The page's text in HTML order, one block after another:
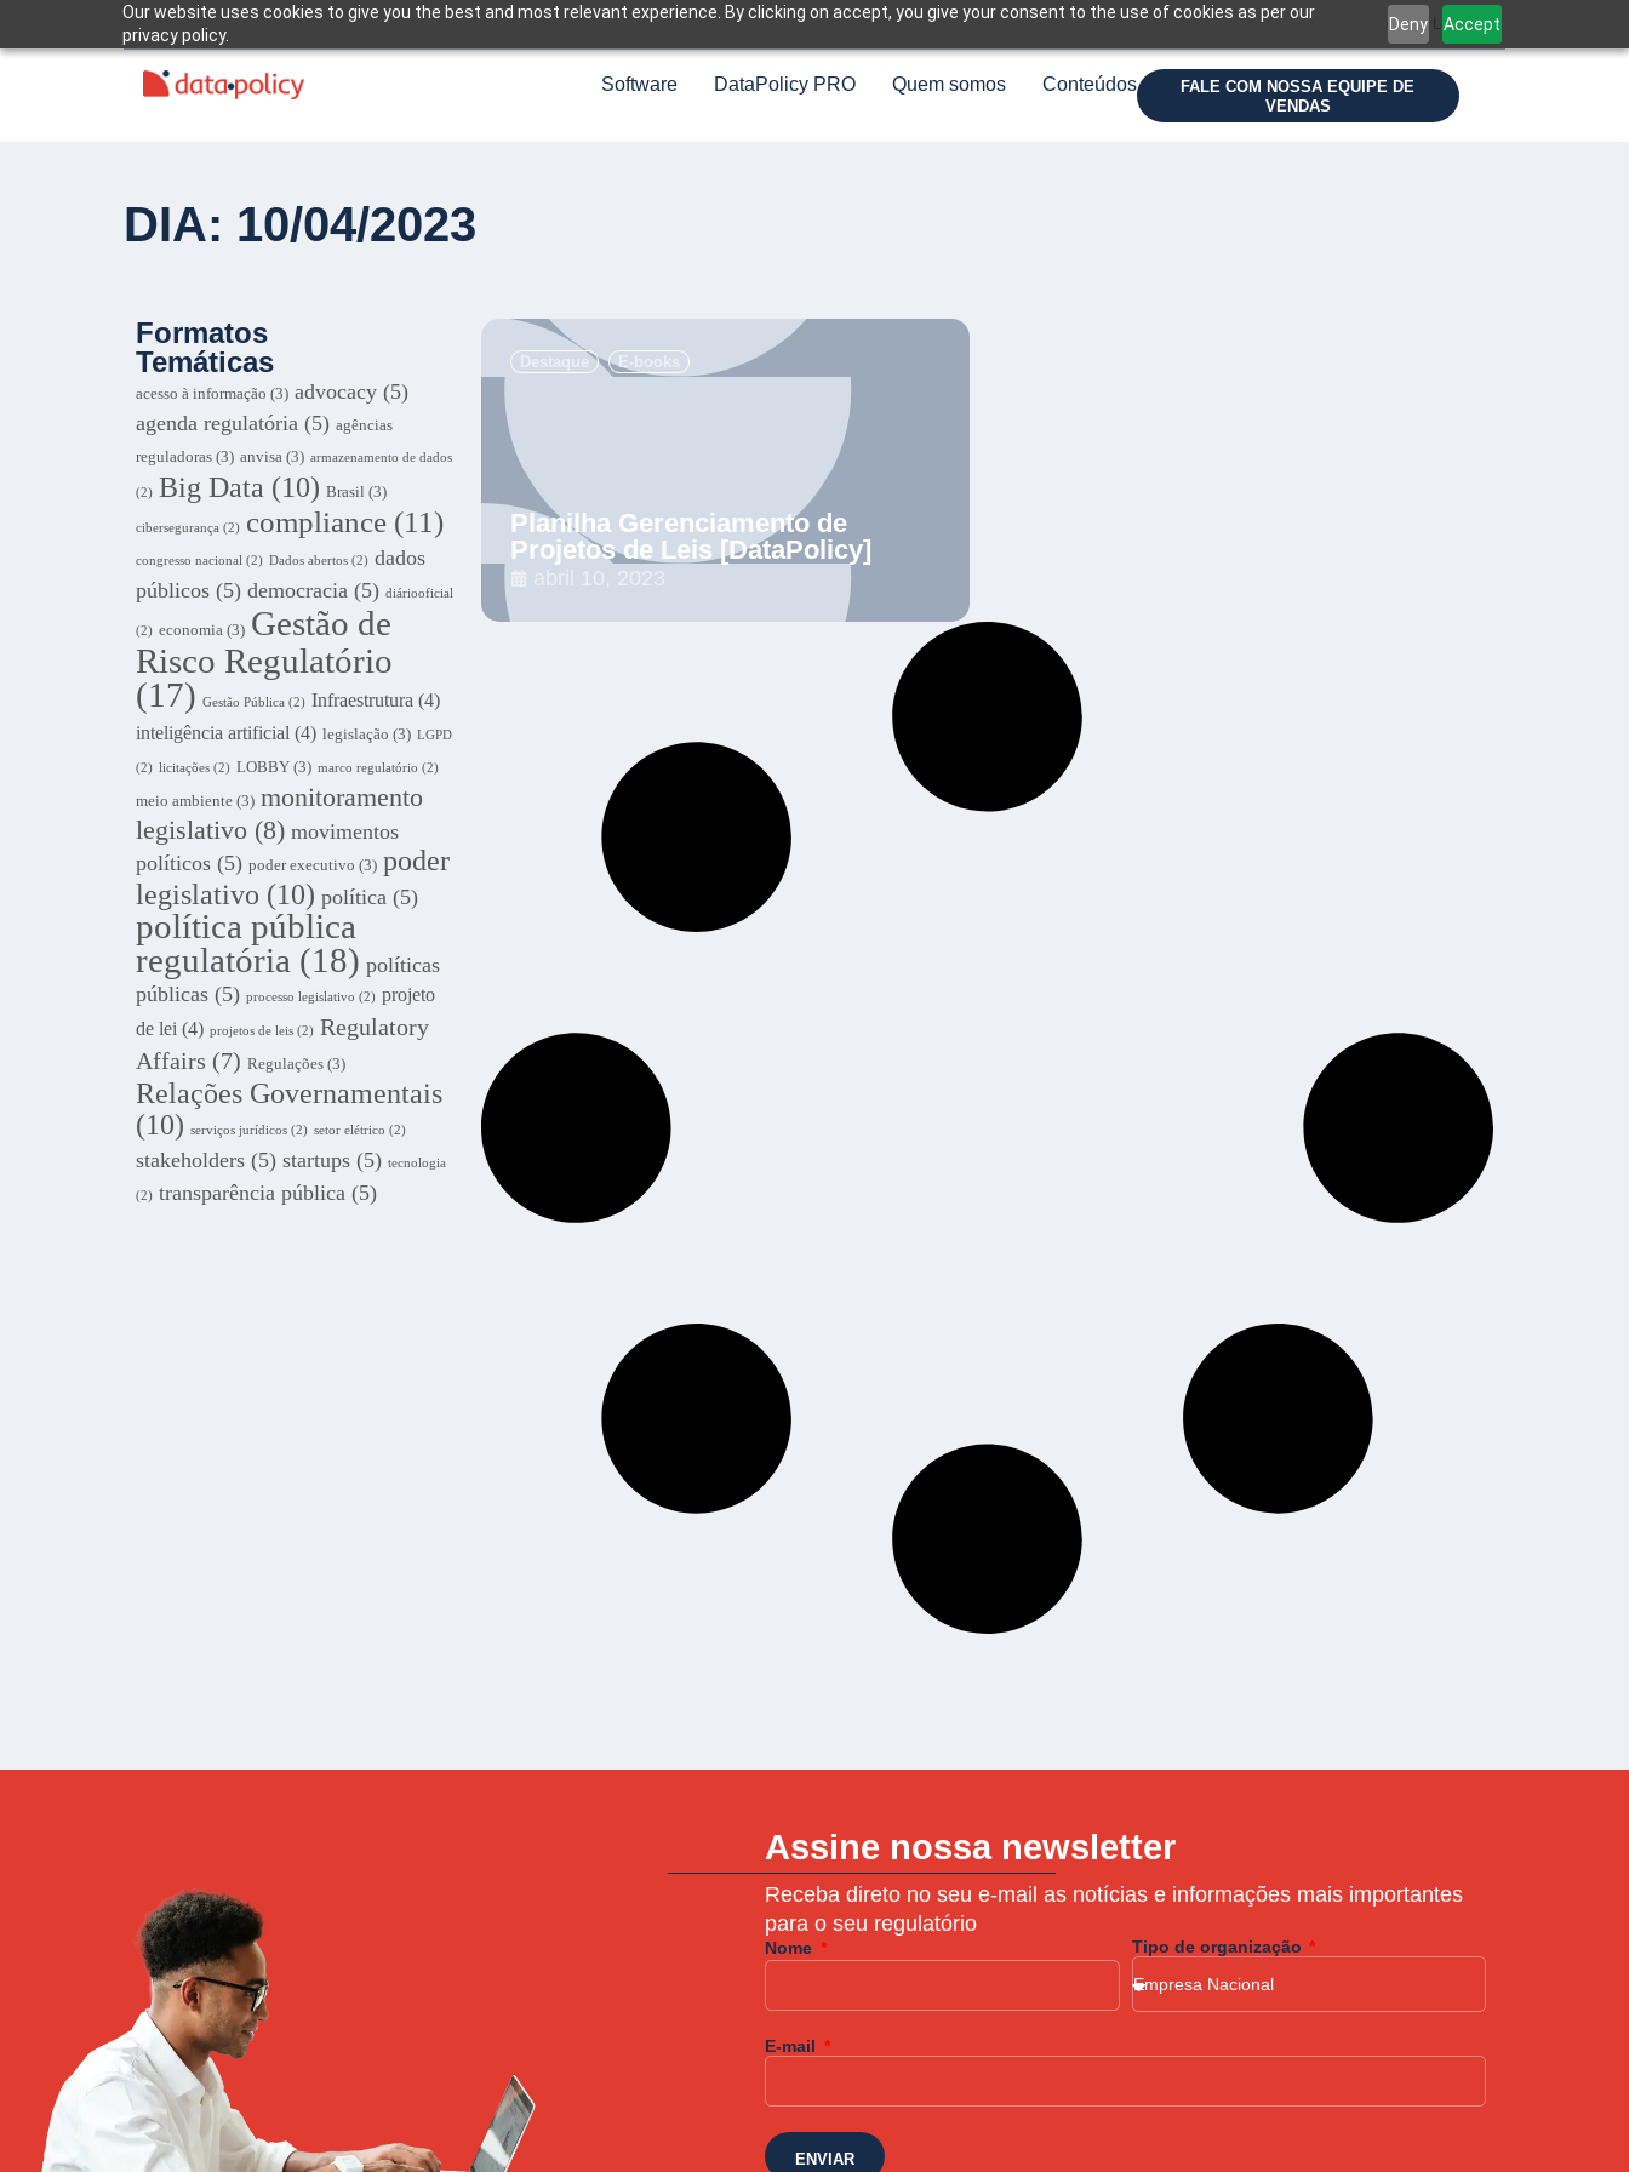
Our website uses cookies to give you the best and most relevant experience. By clicking on accept, you give your consent to the use of cookies as per our
privacy policy.
Deny Accept
Login
Software DataPolicy PRO Quem somos Conteúdos
FALE COM NOSSA EQUIPE DE
VENDAS
DIA: 10/04/2023
Formatos
Temáticas
acesso à informação (3) advocacy (5)
agenda regulatória (5) agências
reguladoras (3) anvisa (3) armazenamento de dados
(2) Big Data (10) Brasil (3)
cibersegurança (2) compliance (11)
congresso nacional (2) Dados abertos (2) dados
públicos (5) democracia (5) diáriooficial
(2) economia (3) Gestão de
Risco Regulatório
(17) Gestão Pública (2) Infraestrutura (4)
inteligência artificial (4) legislação (3) LGPD
(2) licitações (2) LOBBY (3) marco regulatório (2)
meio ambiente (3) monitoramento
legislativo (8) movimentos
políticos (5) poder executivo (3) poder
legislativo (10) política (5)
política pública
regulatória (18) políticas
públicas (5) processo legislativo (2) projeto
de lei (4) projetos de leis (2) Regulatory
Affairs (7) Regulações (3)
Relações Governamentais
(10) serviços jurídicos (2) setor elétrico (2)
stakeholders (5) startups (5) tecnologia
(2) transparência pública (5)
Destaque , E-books
Planilha Gerenciamento de
Projetos de Leis [DataPolicy]
abril 10, 2023
Assine nossa newsletter
Receba direto no seu e-mail as notícias e informações mais importantes
para o seu regulatório
Nome Tipo de organização
E-mail
ENVIAR